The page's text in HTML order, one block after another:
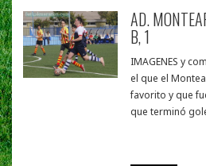
AD.
B, 1
IMAGENES y
el que el
favorito y que
que terminó